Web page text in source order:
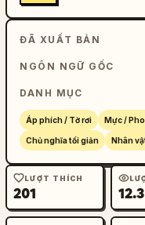
ĐÃ XUẤT BẢN
NGÔN NGỮ GỐC
DANH MỤC
Áp phích / Tờ rơi Mực /
Chủ nghĩa tối giản Nhân
LƯỢT THÍCH
201